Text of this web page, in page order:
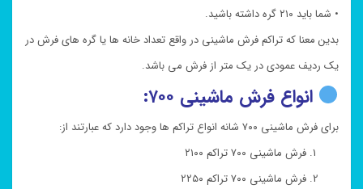
• شما باید ۲۱۰ گره داشته باشید.
بدین معنا که تراکم فرش ماشینی در واقع تعداد خانه ها یا گره های فرش در
یک ردیف عمودی در یک متر از فرش می باشد.
انواع فرش ماشینی ۷۰۰:
برای فرش ماشینی ۷۰۰ شانه انواع تراکم ها وجود دارد که عبارتند از:
فرش ماشینی ۷۰۰ تراکم ۲۱۰۰
فرش ماشینی ۷۰۰ تراکم ۲۲۵۰